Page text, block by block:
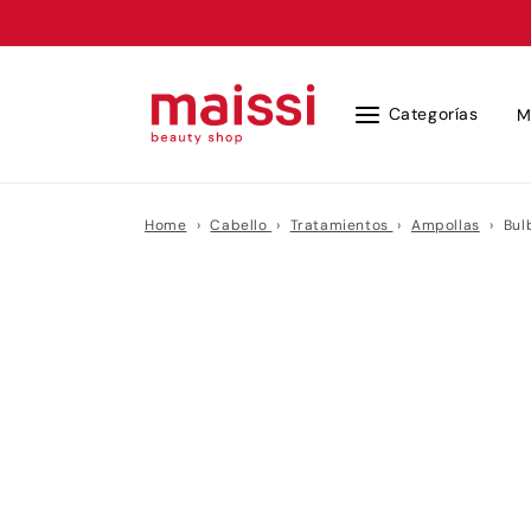
al contenido
Categorías
Home › Cabello › Tratamientos › Ampollas ›